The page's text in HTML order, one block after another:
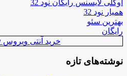
اوکلی لایسنس رایگان نود 32
همیار نود 32
بهترین سئو
رایگان
خرید آنتی ویروس Kaspersky
نوشته‌های تازه